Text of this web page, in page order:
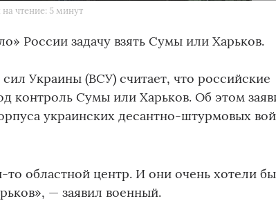
чтение: 5 минут
России задачу взять Сумы или Харьков.
Украины (ВСУ) считает, что российские
контроль Сумы или Харьков. Об этом
украинских десантно-штурмовых
то областной центр. И они очень хотели
— заявил военный.